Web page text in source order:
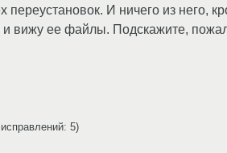
И ничего из него,
и вижу ее файлы. Подскажите,
5)